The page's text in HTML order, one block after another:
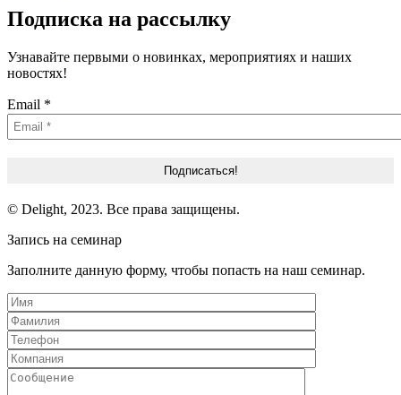
Подписка на рассылку
Узнавайте первыми о новинках, мероприятиях и наших
новостях!
Email *
© Delight, 2023. Все права защищены.
Запись на семинар
Заполните данную форму, чтобы попасть на наш семинар.